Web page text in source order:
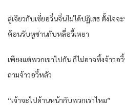
ลู่เจียวกับเซี่ยอวิ๋นจิ่นไม่ได้ปฏิเสธ ตั้งใจ
ต้อนรับหูซ่านกับหลี่อวี้เหยา
เพียงแต่พวกเขาไปกัน ก็ไม่อาจทิ้งจ้าวอ
ถามจ้าวอวี้หลัว
“เจ้าจะไปด้านหน้ากับพวกเราไหม”